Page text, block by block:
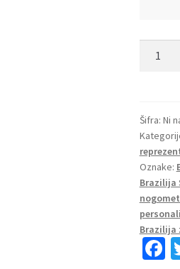
SP
2026
Matheus
Cunha
#9
Domači
rumena
Moški
količina
Šifra: Ni
Oznake:
Brazilija
Brazilija